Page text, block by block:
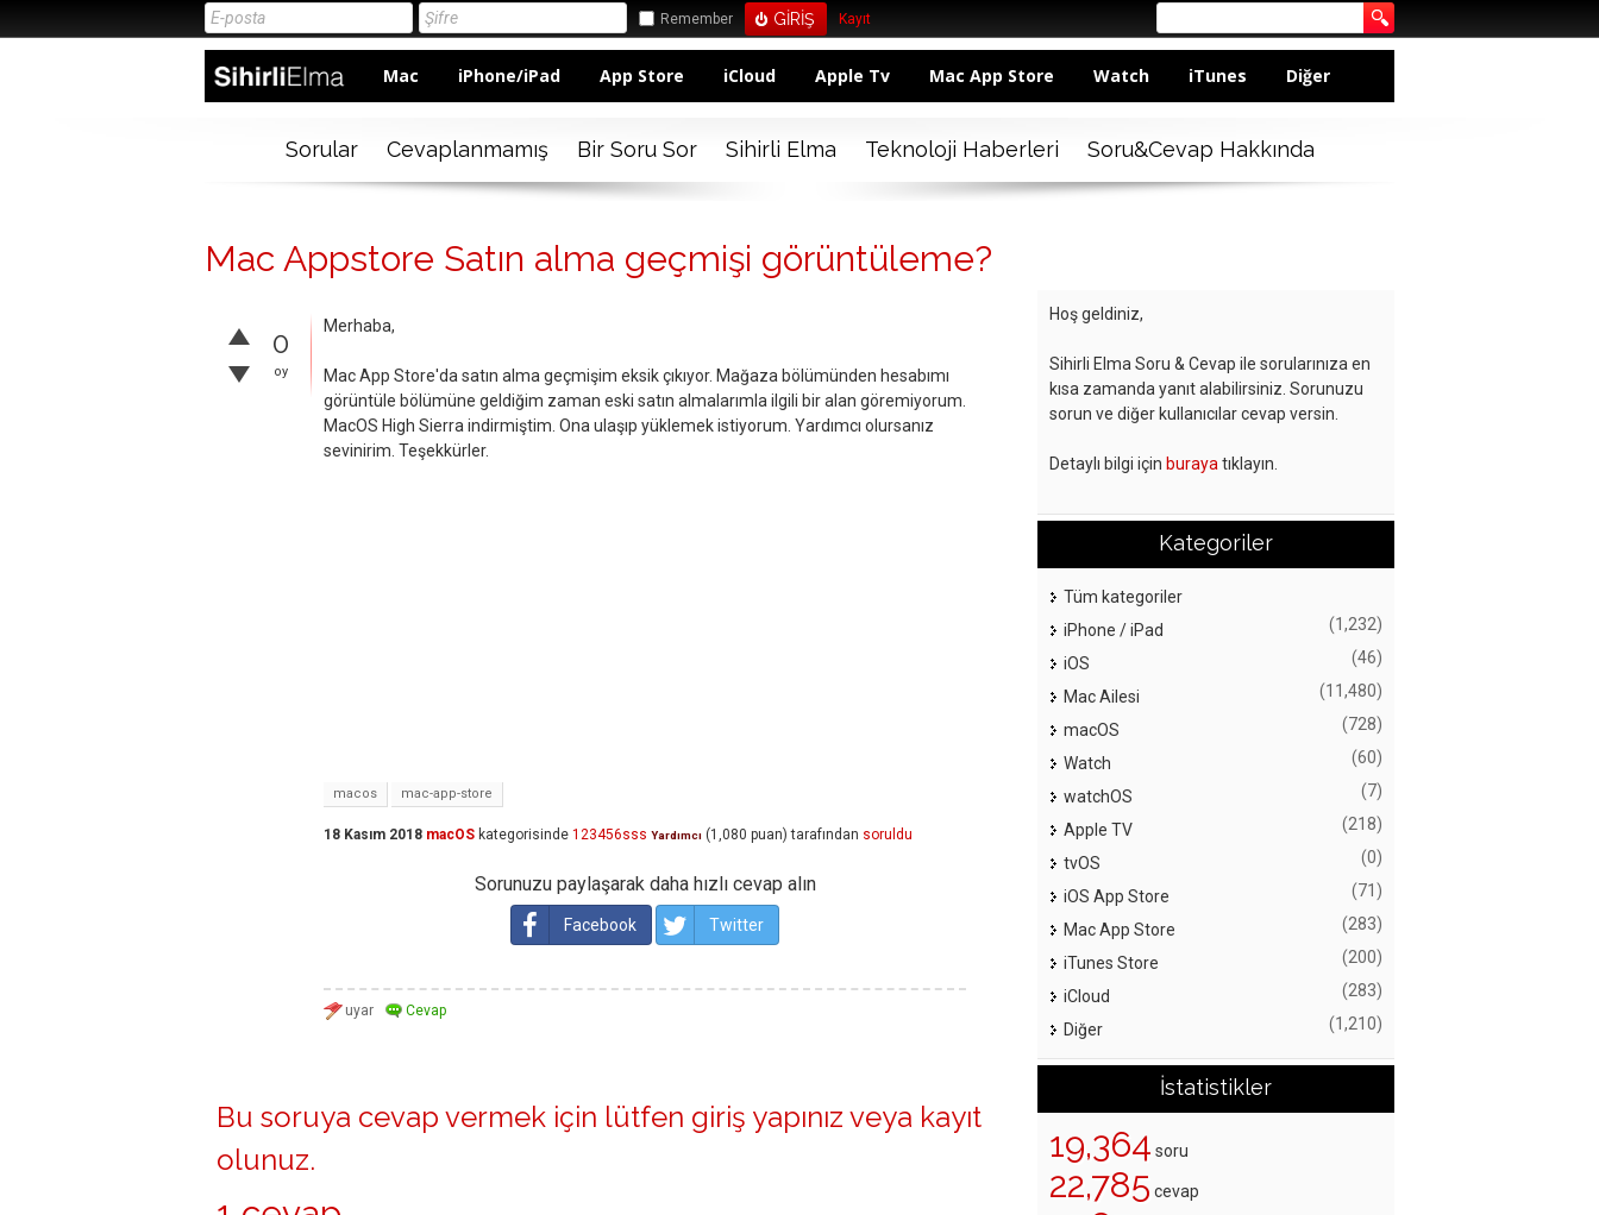
Remember Kayıt
Mac iPhone/iPad App Store iCloud Apple Tv Mac App Store Watch iTunes Diğer
Sorular Cevaplanmamış Bir Soru Sor Sihirli Elma Teknoloji Haberleri Soru&Cevap Hakkında
Mac Appstore Satın alma geçmişi görüntüleme?
0
oy
Merhaba,
Mac App Store'da satın alma geçmişim eksik çıkıyor. Mağaza bölümünden hesabımı
görüntüle bölümüne geldiğim zaman eski satın almalarımla ilgili bir alan göremiyorum.
MacOS High Sierra indirmiştim. Ona ulaşıp yüklemek istiyorum. Yardımcı olursanız
sevinirim. Teşekkürler.
macos mac-app-store
18 Kasım 2018 macOS kategorisinde 123456sss Yardımcı (1,080 puan) tarafından soruldu
Sorunuzu paylaşarak daha hızlı cevap alın
Facebook Twitter
Bu soruya cevap vermek için lütfen giriş yapınız veya kayıt
olunuz.
Hoş geldiniz,
Sihirli Elma Soru & Cevap ile sorularınıza en
kısa zamanda yanıt alabilirsiniz. Sorunuzu
sorun ve diğer kullanıcılar cevap versin.
Detaylı bilgi için buraya tıklayın.
Kategoriler
Tüm kategoriler
iPhone / iPad
(1,232)
iOS (46)
Mac Ailesi (11,480)
macOS (728)
Watch (60)
watchOS (7)
Apple TV (218)
tvOS (0)
iOS App Store (71)
Mac App Store (283)
iTunes Store (200)
iCloud (283)
Diğer (1,210)
İstatistikler
19,364 soru
22,785 cevap